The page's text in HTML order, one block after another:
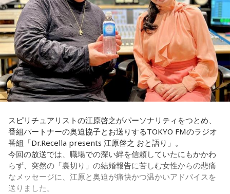
奥迫：なるほど！
江原：うん。もう、色んなところを物色して、（49歳）にも
なって何かチャラチャラと「俺様はモテるな～」なんて（勘
違いしているのでしょう）。アホな高校教師ですわ。社会性
がないのね、こういう人ってね。だけど、こんな男と結婚し
なくて良かったじゃない。
奥迫：良かったですよ！ もう、それを糧にして前を向いて。
江原：そうですよ。美しくそのまま去って、自分から捨てる
感じで。カツ丼の二杯でも食べて。
奥迫：カツ丼（笑）！ 良いですね！
江原：あんみつも付けちゃって。お酒を飲めるならビールも
カッとお腹に流し込んで、「ごちそうさん！」とか言って
人事院の役割について、平野さんは「『公務員を元気に 国民
を幸せに』をミッションとして、国家公務員が安心して働け
る環境を整えたり、優秀な人材を国家公務員として採用した
りといった、国家公務員の人事に関するルール作りを通し
て、日本の行政を支える役割を担っています」と説明しま
す。
国家公務員というと“霞が関で法案や制度を作る人たち”という
でなく、気象予報や航空管制、ハローワーク、税関など、日
本全国、さらには海外でも、それぞれの専門性を活かしなが
ら幅広い分野で活躍しています。ちなみに、人材確保対策室
に所属する平野さんは、「国家公務員という仕事の魅力を発
信し、将来の公務を担う人材を確保するための仕事を担当し
ています」と話します。
スピリチュアリストの江原啓之がパーソナリティをつとめ、
番組パートナーの奥迫協子とお送りするTOKYO FMのラジオ
番組「Dr.Recella presents 江原啓之 おと語り」。
今回の放送では、職場での深い絆を信頼していたにもかかわ
らず、突然の「裏切り」の結婚報告に苦しむ女性からの悲痛
なメッセージに、江原と奥迫が痛快かつ温かいアドバイスを
送りました。